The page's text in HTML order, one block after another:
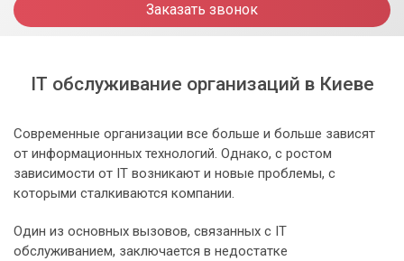
Заказать звонок
IT обслуживание организаций в Киеве
Современные организации все больше и больше зависят
от информационных технологий. Однако, с ростом
зависимости от IT возникают и новые проблемы, с
которыми сталкиваются компании.
Один из основных вызовов, связанных с IT
обслуживанием, заключается в недостатке